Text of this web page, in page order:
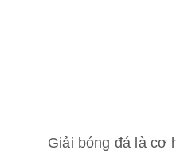
Giải bóng đá là cơ